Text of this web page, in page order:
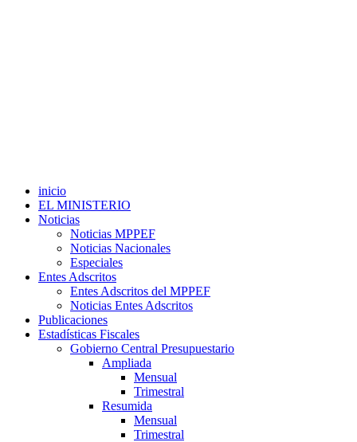
inicio
EL MINISTERIO
Noticias
Noticias MPPEF
Noticias Nacionales
Especiales
Entes Adscritos
Entes Adscritos del MPPEF
Noticias Entes Adscritos
Publicaciones
Estadísticas Fiscales
Gobierno Central Presupuestario
Ampliada
Mensual
Trimestral
Resumida
Mensual
Trimestral